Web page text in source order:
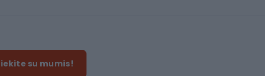
su mumis!